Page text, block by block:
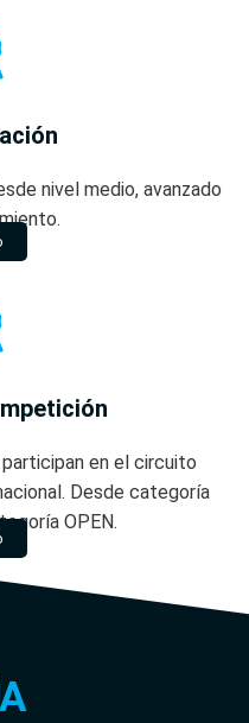
nivel medio, avanzado
en el circuito
Desde categoría
OPEN.